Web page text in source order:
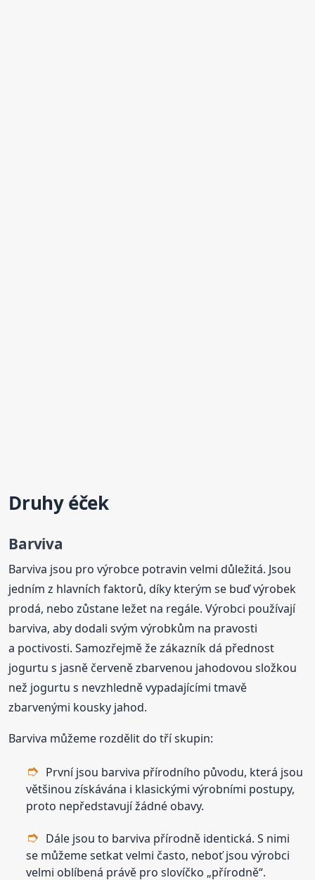
Druhy éček
Barviva
Barviva jsou pro výrobce potravin velmi důležitá. Jsou
jedním z hlavních faktorů, díky kterým se buď výrobek
prodá, nebo zůstane ležet na regále. Výrobci používají
barviva, aby dodali svým výrobkům na pravosti
a poctivosti. Samozřejmě že zákazník dá přednost
jogurtu s jasně červeně zbarvenou jahodovou složkou
než jogurtu s nevzhledně vypadajícími tmavě
zbarvenými kousky jahod.
Barviva můžeme rozdělit do tří skupin:
První jsou barviva přírodního původu, která jsou
většinou získávána i klasickými výrobními postupy,
proto nepředstavují žádné obavy.
Dále jsou to barviva přírodně identická. S nimi
se můžeme setkat velmi často, neboť jsou výrobci
velmi oblíbená právě pro slovíčko „přírodně“.